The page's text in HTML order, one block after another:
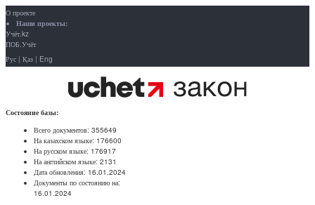
О проекте
Наши проекты:
Учёт.kz
ПОБ.Учёт
Рус | Қаз | Eng
Состояние базы:
Всего документов: 355649
На казахском языке: 176600
На русском языке: 176917
На английском языке: 2131
Дата обновления: 16.01.2024
Документы по состоянию на:
16.01.2024